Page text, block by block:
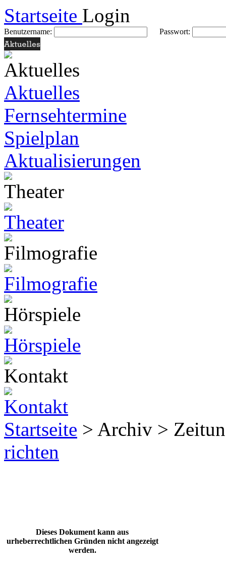
Startseite Login
Benutzername: Passwort:
Aktuelles
Fernsehtermine
Spielplan
Aktualisierungen
Startseite > Archiv >
richten
Dieses Dokument kann aus
urheberrechtlichen Gründen nicht angezeigt
werden.